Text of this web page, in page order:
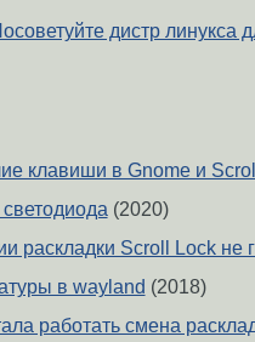
дистр линукса
клавиши в Gnome и
(2020)
раскладки Scroll Lock не
в wayland (2018)
работать смена